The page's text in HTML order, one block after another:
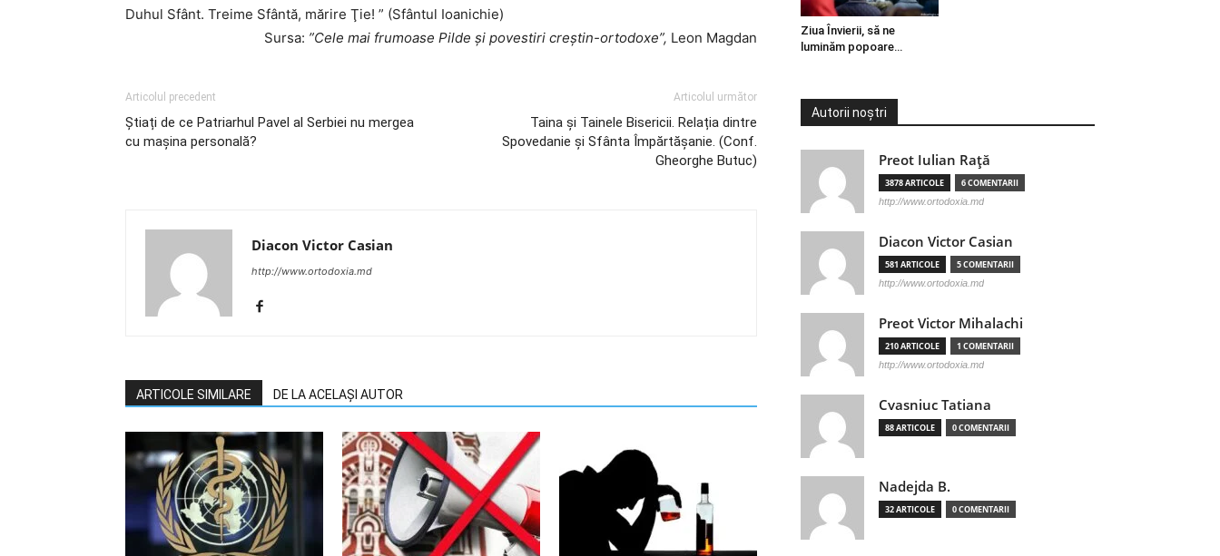
Duhul Sfânt. Treime Sfântă, mărire Ţie! ” (Sfântul Ioanichie)
Sursa: ”Cele mai frumoase Pilde şi povestiri creştin-ortodoxe”, Leon Magdan
Articolul precedent
Știați de ce Patriarhul Pavel al Serbiei nu mergea
cu mașina personală?
Articolul următor
Taina și Tainele Bisericii. Relația dintre
Spovedanie și Sfânta Împărtășanie. (Conf.
Gheorghe Butuc)
Diacon Victor Casian
http://www.ortodoxia.md
ARTICOLE SIMILARE DE LA ACELAȘI AUTOR
Ziua Învierii, să ne
luminăm popoare…
Autorii noștri
Preot Iulian Raţă
3878 ARTICOLE 6 COMENTARII
http://www.ortodoxia.md
Diacon Victor Casian
581 ARTICOLE 5 COMENTARII
http://www.ortodoxia.md
Preot Victor Mihalachi
210 ARTICOLE 1 COMENTARII
http://www.ortodoxia.md
Cvasniuc Tatiana
88 ARTICOLE 0 COMENTARII
Nadejda B.
32 ARTICOLE 0 COMENTARII